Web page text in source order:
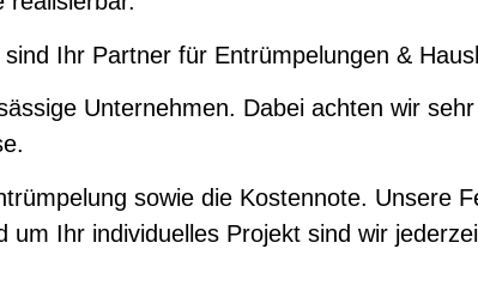
Ihr Partner für Entrümpelungen &
Unternehmen. Dabei achten wir
sowie die Kostennote. Unsere
Ihr individuelles Projekt sind wir